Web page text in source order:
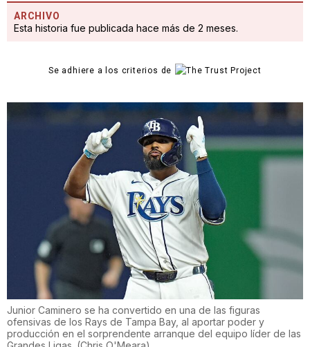
ARCHIVO
Esta historia fue publicada hace más de 2 meses.
Se adhiere a los criterios de
Junior Caminero se ha convertido en una de las figuras
ofensivas de los Rays de Tampa Bay, al aportar poder y
producción en el sorprendente arranque del equipo líder de las